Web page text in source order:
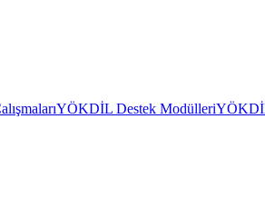
YÖKDİL Destek Modülleri